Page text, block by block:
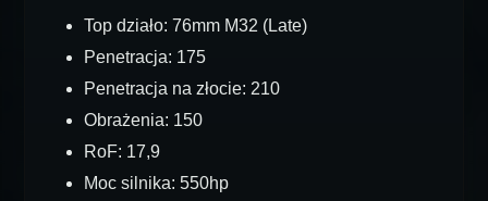
Top działo: 76mm M32 (Late)
Penetracja: 175
Penetracja na złocie: 210
Obrażenia: 150
RoF: 17,9
Moc silnika: 550hp